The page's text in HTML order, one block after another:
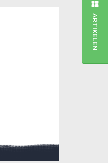
ARTIKELEN